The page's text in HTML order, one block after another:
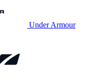
Under Armour